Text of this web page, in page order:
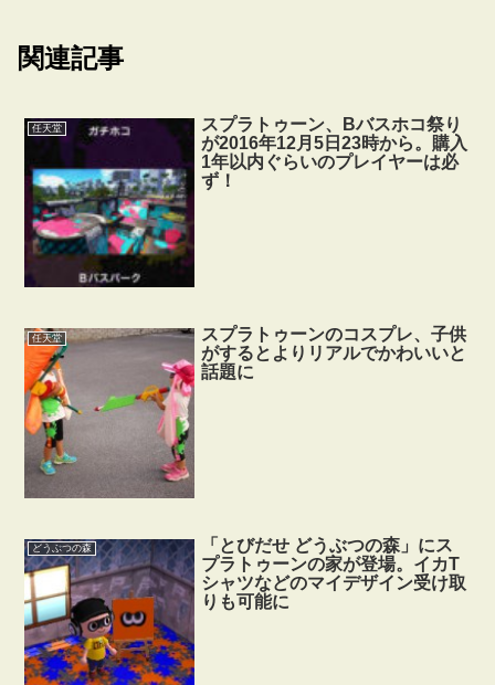
関連記事
任天堂
スプラトゥーン、Bバスホコ祭り
が2016年12月5日23時から。購入
1年以内ぐらいのプレイヤーは必
ず！
任天堂
スプラトゥーンのコスプレ、子供
がするとよりリアルでかわいいと
話題に
どうぶつの森
「とびだせ どうぶつの森」にス
プラトゥーンの家が登場。イカT
シャツなどのマイデザイン受け取
りも可能に